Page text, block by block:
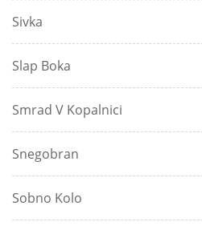
Sivka
Slap Boka
Smrad V Kopalnici
Snegobran
Sobno Kolo